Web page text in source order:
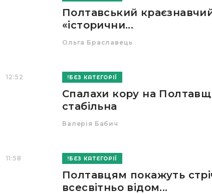
Полтавський
«історични...
Ольга Браславець
12:52 БЕЗ КАТЕГОРІЇ
Спалахи кору на
стабільна
Валерія Бабич
11:58 БЕЗ КАТЕГОРІЇ
Полтавцям покажуть
всесвітньо відом...